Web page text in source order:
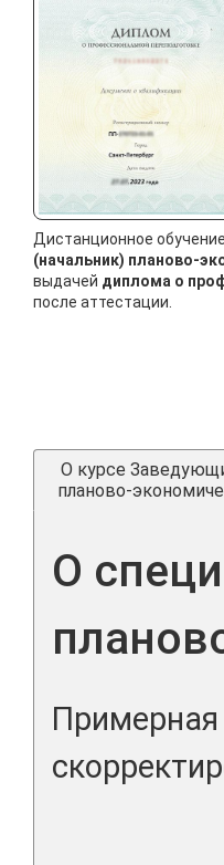
Дистанционное
(начальник) планово-
выдачей диплома о
после аттестации.
О курсе
планово-
О